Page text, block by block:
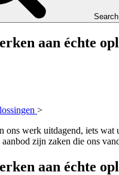
Search
aan échte
>
werk uitdagend, iets
zijn zaken die ons
aan échte